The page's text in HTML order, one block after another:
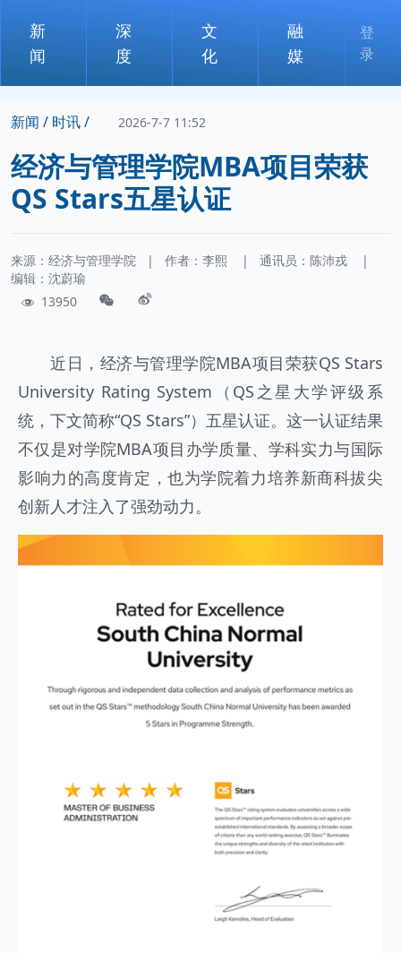
新
闻
深
度
文
化
融
媒
登
录
新闻 / 时讯 / 2026-7-7 11:52
经济与管理学院MBA项目荣获
QS Stars五星认证
来源：经济与管理学院 | 作者： 李熙 | 通讯员： 陈沛戎
|
编辑：沈蔚瑜
13950
近日，经济与管理学院MBA项目荣获QS Stars
University Rating System（QS之星大学评级系
统，下文简称“QS Stars”）五星认证。这一认证结果
不仅是对学院MBA项目办学质量、学科实力与国际
影响力的高度肯定，也为学院着力培养新商科拔尖
创新人才注入了强劲动力。